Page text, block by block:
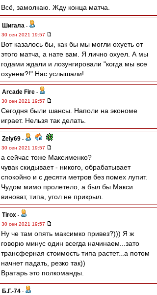
Всё, замолкаю. Жду конца матча.
Шигала -
30 сен 2021 19:57
Вот казалось бы, как бы мы могли охуеть от
этого матча, а нате вам. Я лично охуел. А мы
годами ждали и лозунгировали "когда мы все
охуеем?!" Нас услышали!
Arcade Fire -
30 сен 2021 19:57
Сегодня были шансы. Наполи на экономе
играет. Нельзя так делать.
Zely69 -
30 сен 2021 19:57
а сейчас тоже Максименко?
чувак скидывает - никого, обрабатывает
спокойно и с десяти метров без помех лупит.
Чудом мимо пролетело, а был бы Макси
виноват, типа, угол не прикрыл.
Tirox -
30 сен 2021 19:57
Ну че там опять максимко привез?))) Я ж
говорю минус один всегда начинаем...зато
трансферная стоимость типа растет...а потом
начнет падать, резко так))
Вратарь это полкоманды.
Б.Г.-74 -